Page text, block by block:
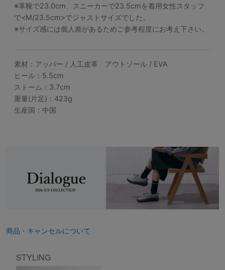
※革靴で23.0cm、スニーカーで23.5cmを着用女性スタッフ
で<M/23.5cm>でジャストサイズでした。
※サイズ感には個人差があるためご参考程度にお考え下さい。
素材：アッパー / 人工皮革 アウトソール / EVA
ヒール：5.5cm
ストーム：3.7cm
重量(片足)：423g
生産国：中国
商品・キャンセルについて
STYLING